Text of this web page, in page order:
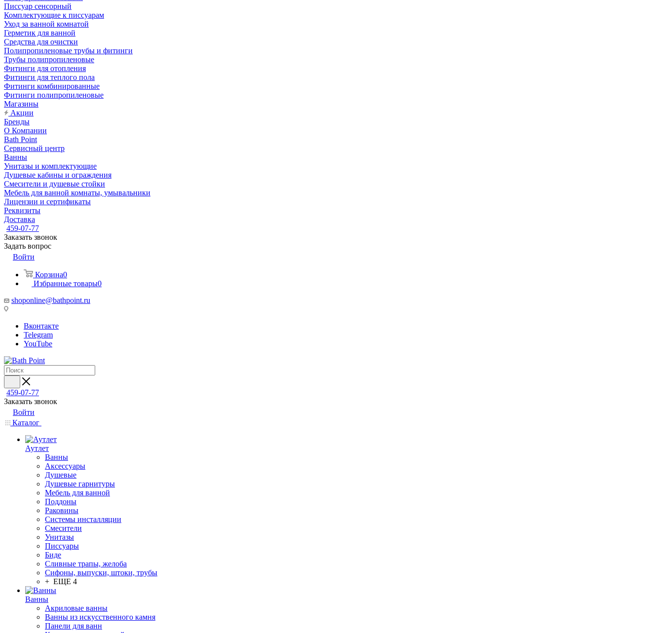
Писсуар сенсорный
Комплектующие к писсуарам
Уход за ванной комнатой
Герметик для ванной
Средства для очистки
Полипропиленовые трубы и фитинги
Трубы полипропиленовые
Фитинги для отопления
Фитинги для теплого пола
Фитинги комбинированные
Фитинги полипропиленовые
Магазины
Акции
Бренды
О Компании
Bath Point
Сервисный центр
Ванны
Унитазы и комплектующие
Душевые кабины и ограждения
Смесители и душевые стойки
Мебель для ванной комнаты, умывальники
Лицензии и сертификаты
Реквизиты
Доставка
459-07-77
Заказать звонок
Задать вопрос
Войти
Корзина0
Избранные товары0
shoponline@bathpoint.ru
Вконтакте
Telegram
YouTube
459-07-77
Заказать звонок
Войти
Каталог
Аутлет
Ванны
Аксессуары
Душевые
Душевые гарнитуры
Мебель для ванной
Поддоны
Раковины
Системы инсталляции
Смесители
Унитазы
Писсуары
Биде
Сливные трапы, желоба
Сифоны, выпуски, штоки, трубы
+ ЕЩЕ 4
Ванны
Акриловые ванны
Ванны из искусственного камня
Панели для ванн